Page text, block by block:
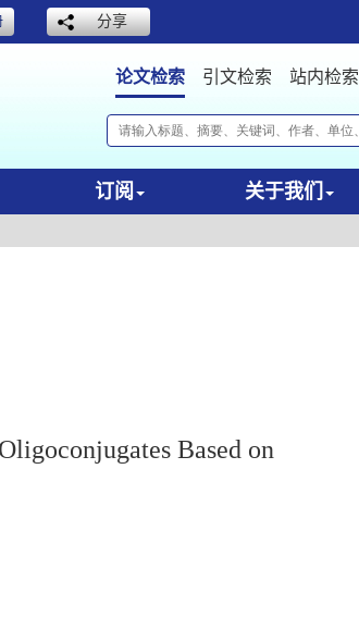
分享
论文检索 引文检索 站内检索
订阅 关于我们
Based on